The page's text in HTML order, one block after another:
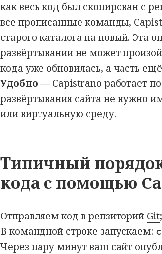
как весь код был скопирован с
все прописанные команды,
старого каталога на новый. Эта
развёртывании не может
кода уже обновилась, а часть
Удобно — Capistrano работает
развёртывания сайта не нужно
или виртуальную среду.
Типичный
кода с помощью
Отправляем код в репзиторий Git;
В командной строке запускаем:
Через пару минут ваш сайт